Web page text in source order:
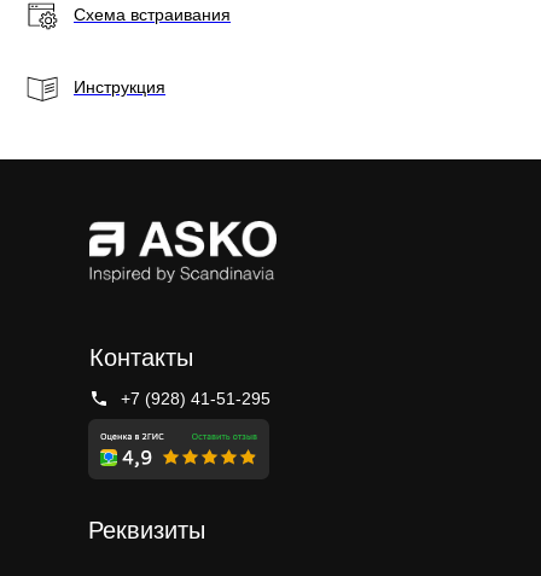
Схема встраивания
Инструкция
Контакты
Реквизиты
+7 (928) 41-51-295